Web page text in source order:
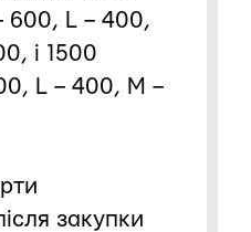
600, L – 400,
і 1500
L – 400, M –
закупки